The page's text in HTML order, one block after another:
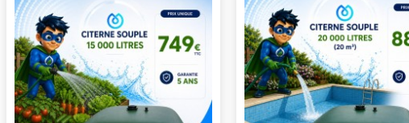
besparingen opleveren, vooral in gebieden met ernstige droogte.
specifieke behoeften van elk huishouden of bedrijf. Zo zijn onze
en maten, zodat ze kunnen worden aangepast aan elke locatie en aan de
Ten tweede helpt u uw impact op het milieu te verminderen. Door
een kleine maar belangrijke bijdrage aan het behoud van deze vitale
van mineralen of chemicaliën, waardoor het ideaal is om planten in uw tuin